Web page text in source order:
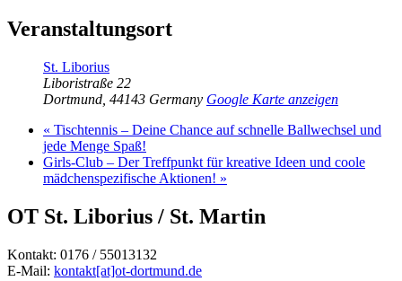
Veranstaltungsort
St. Liborius
Liboristraße 22
Dortmund 44143 Germany Google Karte anzeigen
« Tischtennis – Deine Chance auf schnelle Ballwechsel und
jede Menge Spaß!
Girls-Club – Der Treffpunkt für kreative Ideen und coole
mädchenspezifische Aktionen! »
OT St. Liborius / St. Martin
Kontakt: 0176 / 55013132
E-Mail: kontakt[at]ot-dortmund.de